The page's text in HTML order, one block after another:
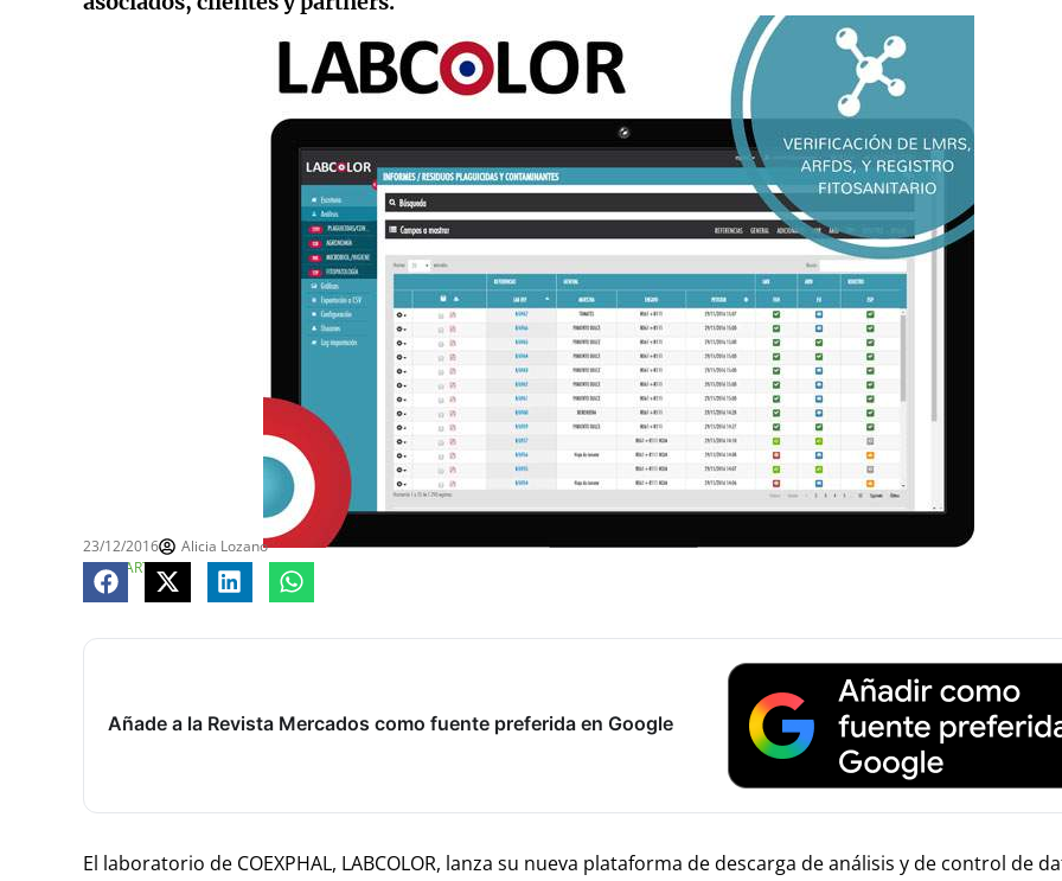
23/12/2016
Alicia Lozano
COMPARTE
Añade a la Revista Mercados como fuente preferida en Google
El laboratorio de COEXPHAL, LABCOLOR, lanza su nueva plataforma de descarga de análisis y de control de